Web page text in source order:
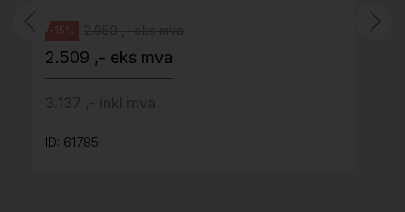
-15%
2.509 ,- eks mva
ID: 61785